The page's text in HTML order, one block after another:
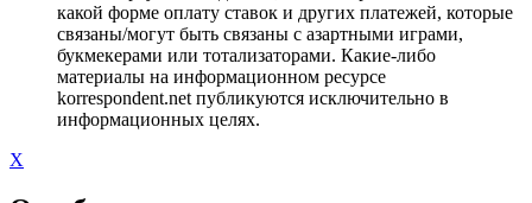
какой форме оплату ставок и других платежей, которые
связаны/могут быть связаны с азартными играми,
букмекерами или тотализаторами. Какие-либо
материалы на информационном ресурсе
korrespondent.net публикуются исключительно в
информационных целях.
X